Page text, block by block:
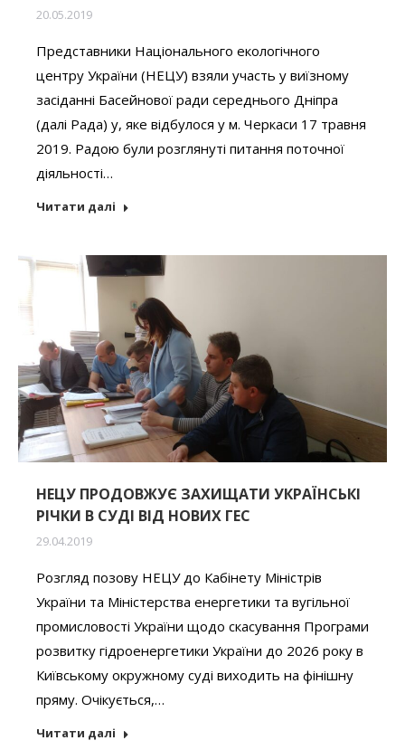
20.05.2019
Представники Національного екологічного
центру України (НЕЦУ) взяли участь у виїзному
засіданні Басейнової ради середнього Дніпра
(далі Рада) у, яке відбулося у м. Черкаси 17 травня
2019. Радою були розглянуті питання поточної
діяльності…
Читати далі
НЕЦУ ПРОДОВЖУЄ ЗАХИЩАТИ УКРАЇНСЬКІ
РІЧКИ В СУДІ ВІД НОВИХ ГЕС
29.04.2019
Розгляд позову НЕЦУ до Кабінету Міністрів
України та Міністерства енергетики та вугільної
промисловості України щодо скасування Програми
розвитку гідроенергетики України до 2026 року в
Київському окружному суді виходить на фінішну
пряму. Очікується,…
Читати далі